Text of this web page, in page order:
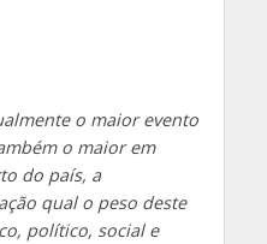
o maior evento
o maior em
do país, a
qual o peso deste
político, social e